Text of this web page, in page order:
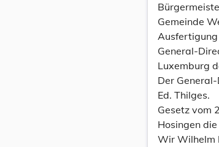
Gemeinde
General-
Luxemburg
Der
Ed. Thilges.
Gesetz vom
Hosingen
Wir Wilhelm